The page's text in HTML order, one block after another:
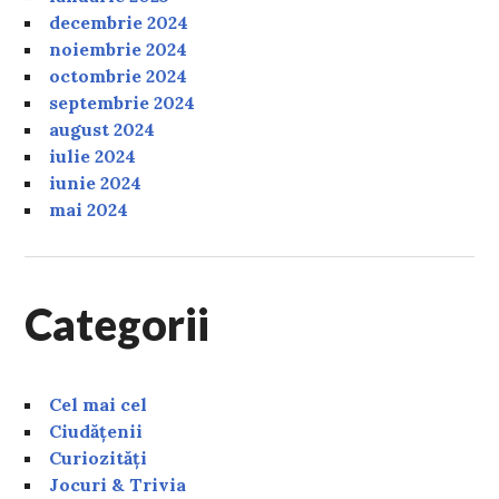
decembrie 2024
noiembrie 2024
octombrie 2024
septembrie 2024
august 2024
iulie 2024
iunie 2024
mai 2024
Categorii
Cel mai cel
Ciudățenii
Curiozități
Jocuri & Trivia